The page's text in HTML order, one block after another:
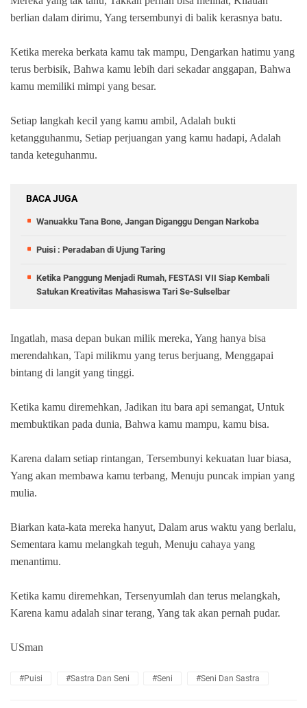
berlian dalam dirimu, Yang tersembunyi di balik kerasnya batu.
Ketika mereka berkata kamu tak mampu, Dengarkan hatimu yang
terus berbisik, Bahwa kamu lebih dari sekadar anggapan, Bahwa
kamu memiliki mimpi yang besar.
Setiap langkah kecil yang kamu ambil, Adalah bukti
ketangguhanmu, Setiap perjuangan yang kamu hadapi, Adalah
tanda keteguhanmu.
BACA JUGA
Wanuakku Tana Bone, Jangan Diganggu Dengan Narkoba
Puisi : Peradaban di Ujung Taring
Ketika Panggung Menjadi Rumah, FESTASI VII Siap Kembali
Satukan Kreativitas Mahasiswa Tari Se-Sulselbar
Ingatlah, masa depan bukan milik mereka, Yang hanya bisa
merendahkan, Tapi milikmu yang terus berjuang, Menggapai
bintang di langit yang tinggi.
Ketika kamu diremehkan, Jadikan itu bara api semangat, Untuk
membuktikan pada dunia, Bahwa kamu mampu, kamu bisa.
Karena dalam setiap rintangan, Tersembunyi kekuatan luar biasa,
Yang akan membawa kamu terbang, Menuju puncak impian yang
mulia.
Biarkan kata-kata mereka hanyut, Dalam arus waktu yang berlalu,
Sementara kamu melangkah teguh, Menuju cahaya yang
menantimu.
Ketika kamu diremehkan, Tersenyumlah dan terus melangkah,
Karena kamu adalah sinar terang, Yang tak akan pernah pudar.
USman
#Puisi #Sastra Dan Seni #Seni #Seni Dan Sastra